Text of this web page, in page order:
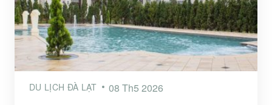
DU LỊCH ĐÀ LẠT 08 Th5 2026